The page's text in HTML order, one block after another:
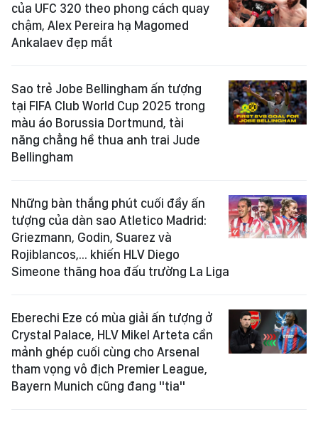
của UFC 320 theo phong cách quay
chậm, Alex Pereira hạ Magomed
Ankalaev đẹp mắt
Sao trẻ Jobe Bellingham ấn tượng
tại FIFA Club World Cup 2025 trong
màu áo Borussia Dortmund, tài
năng chẳng hề thua anh trai Jude
Bellingham
Những bàn thắng phút cuối đầy ấn
tượng của dàn sao Atletico Madrid:
Griezmann, Godin, Suarez và
Rojiblancos,... khiến HLV Diego
Simeone thăng hoa đấu trường La Liga
Eberechi Eze có mùa giải ấn tượng ở
Crystal Palace, HLV Mikel Arteta cần
mảnh ghép cuối cùng cho Arsenal
tham vọng vô địch Premier League,
Bayern Munich cũng đang "tia"